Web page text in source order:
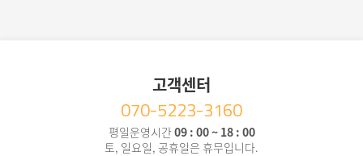
고객센터
070-5223-3160
평일운영시간09 : 00 ~ 18 : 00
토, 일요일, 공휴일은 휴무입니다.